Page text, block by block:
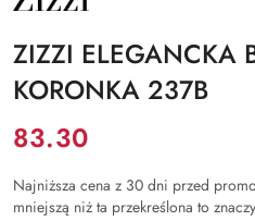
PRODUCENTA:
ZIZZI ELEGANCKA
KORONKA 237B
Cena:
83.30
Najniższa cena z 30 dni przed
mniejszą niż ta przekreślona to